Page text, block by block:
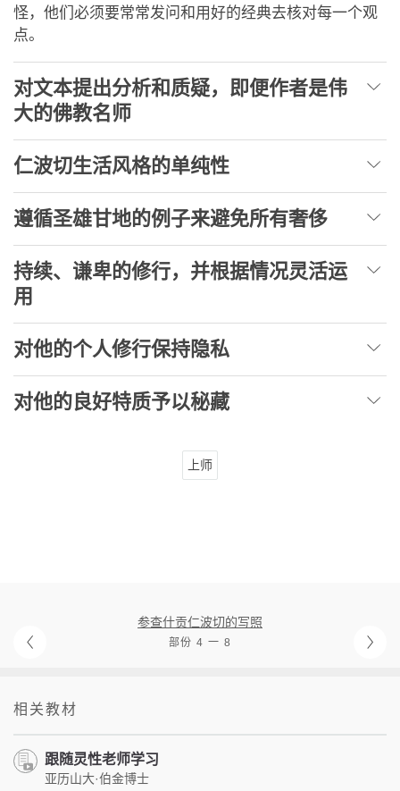
怪，他们必须要常常发问和用好的经典去核对每一个观
点。
对文本提出分析和质疑，即便作者是伟
大的佛教名师
仁波切生活风格的单纯性
遵循圣雄甘地的例子来避免所有奢侈
持续、谦卑的修行，并根据情况灵活运
用
对他的个人修行保持隐私
对他的良好特质予以秘藏
上师
参查什贡仁波切的写照
部份 4 一 8
相关教材
跟随灵性老师学习
亚历山大·伯金博士